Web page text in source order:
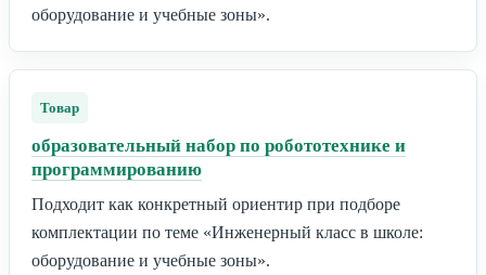
оборудование и учебные зоны».
Товар
образовательный набор по робототехнике и
программированию
Подходит как конкретный ориентир при подборе
комплектации по теме «Инженерный класс в школе:
оборудование и учебные зоны».